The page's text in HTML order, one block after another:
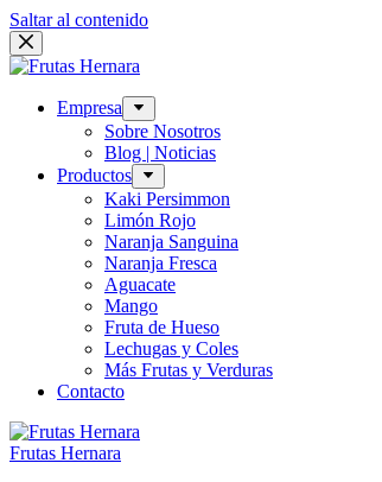
Saltar al contenido
Empresa
Sobre Nosotros
Blog | Noticias
Productos
Kaki Persimmon
Limón Rojo
Naranja Sanguina
Naranja Fresca
Aguacate
Mango
Fruta de Hueso
Lechugas y Coles
Más Frutas y Verduras
Contacto
Frutas Hernara